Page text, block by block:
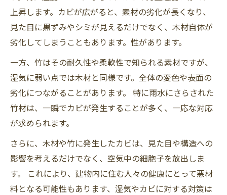
上昇します。カビが広がると、素材の劣化が長くなり、
見た目に黒ずみやシミが見えるだけでなく、木材自体が
劣化してしまうこともあります。性があります。
一方、竹はその耐久性や柔軟性で知られる素材ですが、
湿気に弱い点では木材と同様です。全体の変色や表面の
劣化につながることがあります。 特に雨水にさらされた
竹材は、一瞬でカビが発生することが多く、一応な対応
が求められます。
さらに、木材や竹に発生したカビは、見た目や構造への
影響を考えるだけでなく、空気中の細胞子を放出しま
す。 これにより、建物内に住む人々の健康にとって悪材
料となる可能性もあります、湿気やカビに対する対策は